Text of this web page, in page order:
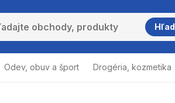
Odev, obuv a šport Drogéria, kozmetika